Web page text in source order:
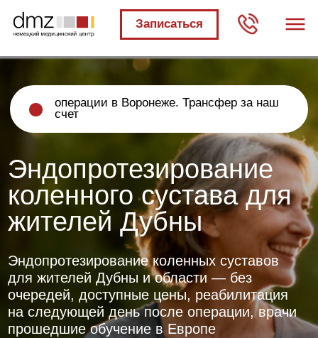
Записаться
Эндопротезирование
коленного сустава для
жителей Дубны
операции в Воронеже. Трансфер за наш
БЕСПЛАТНО
Получите первичный
план лечения бесплатно
Все дистанционно — отправьте снимки,
получите бесплатную консультацию3500
Эндопротезирование коленных суставов
для жителей Дубны и области — без
очередей, доступные цены, реабилитация
на следующей день после операции, врачи
прошедшие обучение в Европе